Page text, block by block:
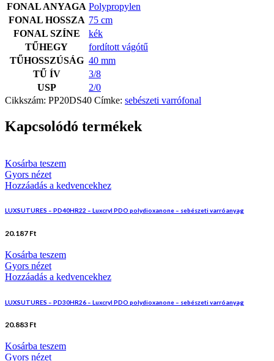
FONAL ANYAGA Polypropylen
FONAL HOSSZA 75 cm
FONAL SZÍNE
kék
TŰHEGY
fordított vágótű
TŰHOSSZÚSÁG 40 mm
TŰ ÍV
3/8
USP
2/0
Cikkszám: PP20DS40 Címke: sebészeti varrófonal
Kapcsolódó termékek
Kosárba teszem
Gyors nézet
Hozzáadás a kedvencekhez
LUXSUTURES – PD40HR22 – Luxcryl PDO polydioxanone – sebészeti varróanyag
20.187 Ft
Kosárba teszem
Gyors nézet
Hozzáadás a kedvencekhez
LUXSUTURES – PD30HR26 – Luxcryl PDO polydioxanone – sebészeti varróanyag
20.883 Ft
Kosárba teszem
Gyors nézet